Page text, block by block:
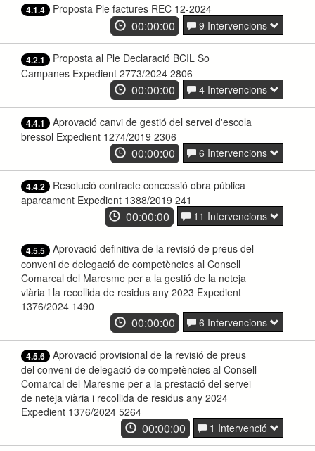
4.1.4 Proposta Ple factures REC 12-2024
00:00:00 9 Intervencions
4.2.1
Proposta al Ple Declaració BCIL So
Campanes Expedient 2773/2024 2806
00:00:00 4 Intervencions
4.4.1
Aprovació canvi de gestió del servei d'escola
bressol Expedient 1274/2019 2306
00:00:00 6 Intervencions
4.4.2
Resolució contracte concessió obra pública
aparcament Expedient 1388/2019 241
00:00:00 11 Intervencions
4.5.5
Aprovació definitiva de la revisió de preus del
conveni de delegació de competències al Consell
Comarcal del Maresme per a la gestió de la neteja
viària i la recollida de residus any 2023 Expedient
1376/2024 1490
00:00:00 6 Intervencions
4.5.6
Aprovació provisional de la revisió de preus
del conveni de delegació de competències al Consell
Comarcal del Maresme per a la prestació del servei
de neteja viària i recollida de residus any 2024
Expedient 1376/2024 5264
00:00:00 1 Intervenció